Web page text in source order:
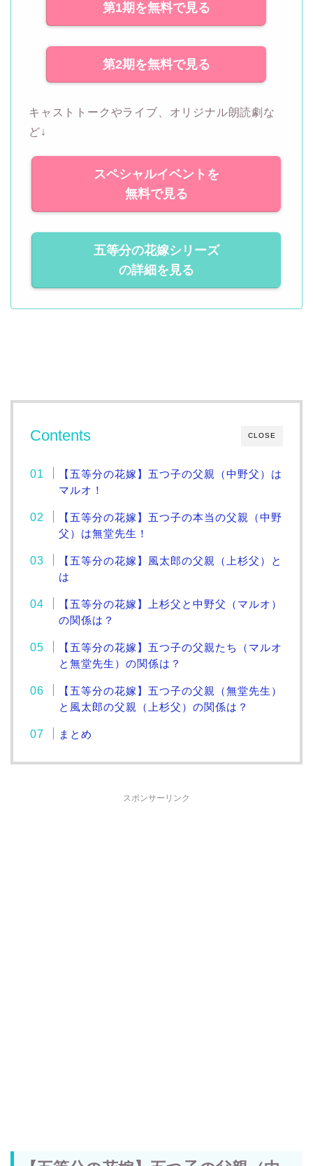
第1期を無料で見る
第2期を無料で見る
キャストトークやライブ、オリジナル朗読劇な
ど↓
スペシャルイベントを
無料で見る
五等分の花嫁シリーズ
の詳細を見る
CLOSE
Contents
【五等分の花嫁】五つ子の父親（中野父）は
マルオ！
【五等分の花嫁】五つ子の本当の父親（中野
父）は無堂先生！
【五等分の花嫁】風太郎の父親（上杉父）と
は
【五等分の花嫁】上杉父と中野父（マルオ）
の関係は？
【五等分の花嫁】五つ子の父親たち（マルオ
と無堂先生）の関係は？
【五等分の花嫁】五つ子の父親（無堂先生）
と風太郎の父親（上杉父）の関係は？
まとめ
スポンサーリンク